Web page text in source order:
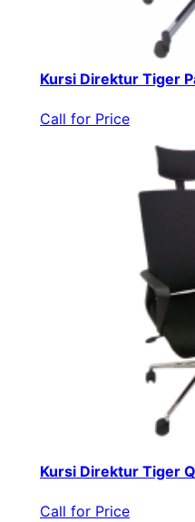
Kursi Direktur Tiger
Call for Price
Kursi Direktur Tiger
Call for Price